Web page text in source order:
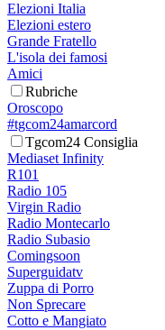
Elezioni Italia
Elezioni estero
Grande Fratello
L'isola dei famosi
Amici
Rubriche
Oroscopo
#tgcom24amarcord
Tgcom24 Consiglia
Mediaset Infinity
R101
Radio 105
Virgin Radio
Radio Montecarlo
Radio Subasio
Comingsoon
Superguidatv
Zuppa di Porro
Non Sprecare
Cotto e Mangiato